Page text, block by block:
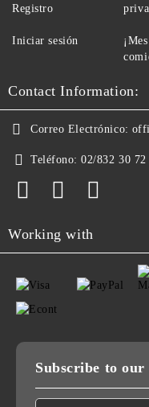
Registro
Iniciar sesión
Contact Information:
Correo Electrónico:
Teléfono: 02/832 30 72
Working with
Subscribe to